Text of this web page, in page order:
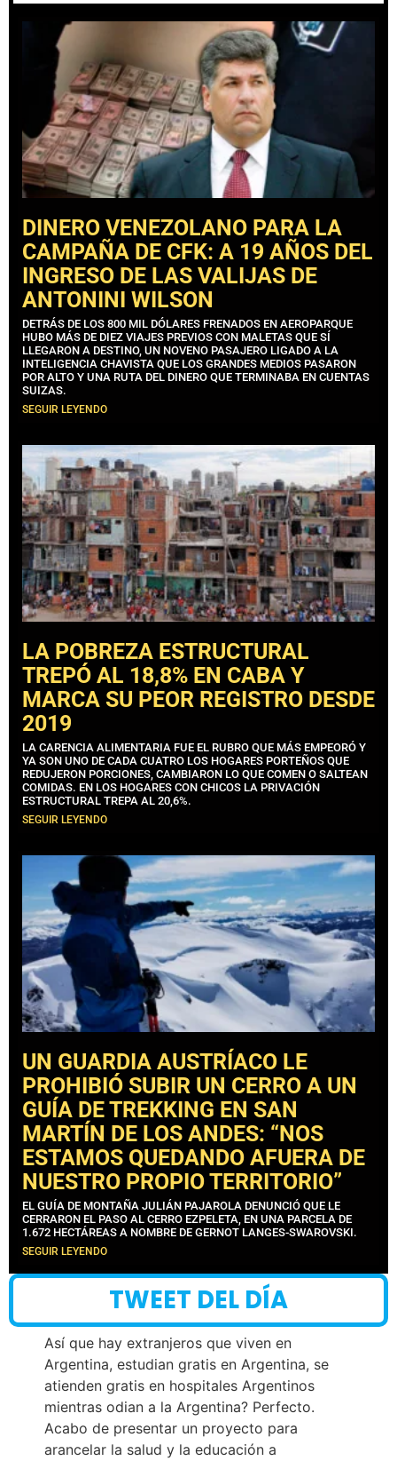
DINERO VENEZOLANO PARA LA
CAMPAÑA DE CFK: A 19 AÑOS DEL
INGRESO DE LAS VALIJAS DE
ANTONINI WILSON
DETRÁS DE LOS 800 MIL DÓLARES FRENADOS EN AEROPARQUE
HUBO MÁS DE DIEZ VIAJES PREVIOS CON MALETAS QUE SÍ
LLEGARON A DESTINO, UN NOVENO PASAJERO LIGADO A LA
INTELIGENCIA CHAVISTA QUE LOS GRANDES MEDIOS PASARON
POR ALTO Y UNA RUTA DEL DINERO QUE TERMINABA EN CUENTAS
SUIZAS.
SEGUIR LEYENDO
LA POBREZA ESTRUCTURAL
TREPÓ AL 18,8% EN CABA Y
MARCA SU PEOR REGISTRO DESDE
2019
LA CARENCIA ALIMENTARIA FUE EL RUBRO QUE MÁS EMPEORÓ Y
YA SON UNO DE CADA CUATRO LOS HOGARES PORTEÑOS QUE
REDUJERON PORCIONES, CAMBIARON LO QUE COMEN O SALTEAN
COMIDAS. EN LOS HOGARES CON CHICOS LA PRIVACIÓN
ESTRUCTURAL TREPA AL 20,6%.
SEGUIR LEYENDO
UN GUARDIA AUSTRÍACO LE
PROHIBIÓ SUBIR UN CERRO A UN
GUÍA DE TREKKING EN SAN
MARTÍN DE LOS ANDES: “NOS
ESTAMOS QUEDANDO AFUERA DE
NUESTRO PROPIO TERRITORIO”
EL GUÍA DE MONTAÑA JULIÁN PAJAROLA DENUNCIÓ QUE LE
CERRARON EL PASO AL CERRO EZPELETA, EN UNA PARCELA DE
1.672 HECTÁREAS A NOMBRE DE GERNOT LANGES-SWAROVSKI.
SEGUIR LEYENDO
TWEET DEL DÍA
Así que hay extranjeros que viven en
Argentina, estudian gratis en Argentina, se
atienden gratis en hospitales Argentinos
mientras odian a la Argentina? Perfecto.
Acabo de presentar un proyecto para
arancelar la salud y la educación a